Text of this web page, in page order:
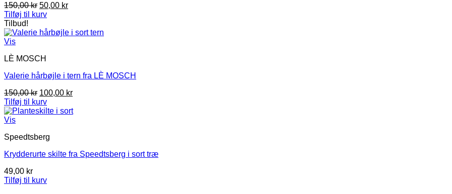
150,00kr Den
oprindelige
var:
50,00 krDen
er:
Tilføj til kurv
Tilbud!
Vis
LÈ MOSCH
Valerie hårbøjle i tern fra LÈ MOSCH
150,00kr Den
oprindelige
pris
100,00 krDen
pris
Tilføj til kurv
Vis
Speedtsberg
Krydderurte skilte fra Speedtsberg i sort træ
49,00 kr
Tilføj til kurv